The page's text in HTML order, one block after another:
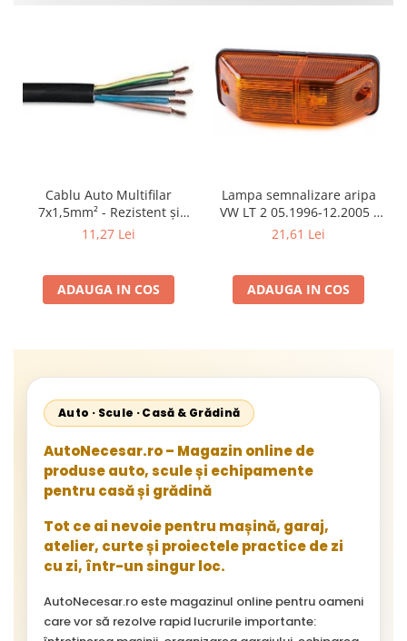
Cablu Auto Multifilar
7x1,5mm² - Rezistent și
Flexibil pentru Remorci 12V-
11,27 Lei
ADAUGA IN COS
Lampa semnalizare aripa
VW LT 2 05.1996-12.2005 ;
Mercedes Sprinter 1995-
Neoplan Euroliner,
Starliner,Centroliner,
21,61 Lei
ADAUGA IN COS
Auto · Scule · Casă & Grădină
AutoNecesar.ro – Magazin online de
produse auto, scule și echipamente
pentru casă și grădină
Tot ce ai nevoie pentru mașină, garaj,
atelier, curte și proiectele practice de zi
cu zi, într-un singur loc.
AutoNecesar.ro este magazinul online pentru oameni
care vor să rezolve rapid lucrurile importante: